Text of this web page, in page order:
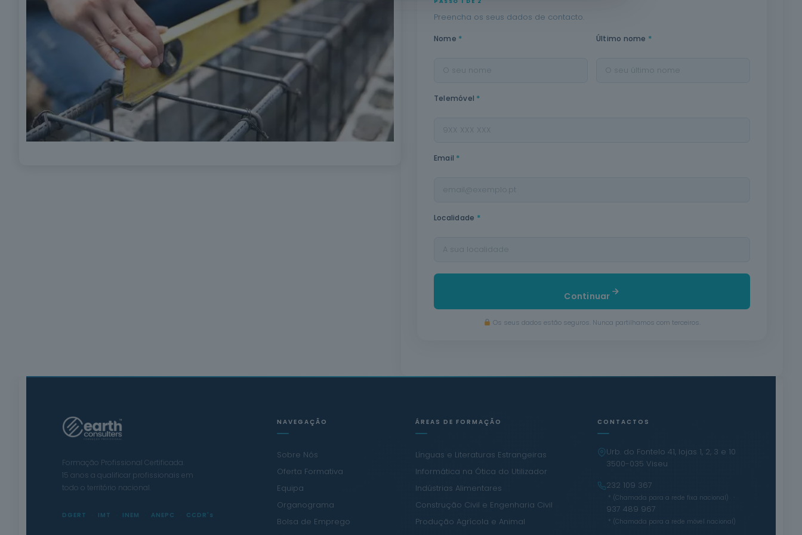
Preencha os seus dados de contacto.
Nome * Último nome *
Telemóvel *
Email *
Localidade *
Continuar
Os seus dados estão seguros. Nunca partilhamos com terceiros.
Formação Profissional Certificada.
15 anos a qualificar profissionais em
todo o território nacional.
DGERT IMT INEM ANEPC CCDR's
NAVEGAÇÃO
Sobre Nós
Oferta Formativa
Equipa
Organograma
Bolsa de Emprego
ÁREAS DE FORMAÇÃO
Línguas e Literaturas Estrangeiras
Informática na Ótica do Utilizador
Indústrias Alimentares
Construção Civil e Engenharia Civil
Produção Agrícola e Animal
CONTACTOS
Urb. do Fontelo 41, lojas 1, 2, 3 e 10
3500-035 Viseu
232 109 367
* (Chamada para a rede fixa nacional)
937 489 967
* (Chamada para a rede móvel nacional)